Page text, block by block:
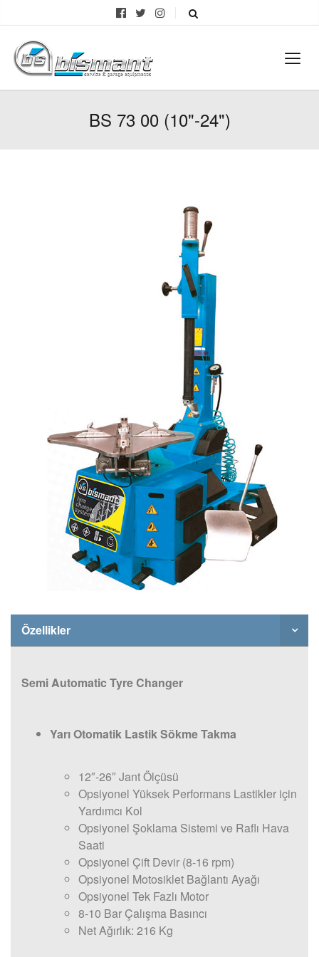
BS 73 00 (10"-24")
Özellikler
Semi Automatic Tyre Changer
Yarı Otomatik Lastik Sökme Takma
12″-26″ Jant Ölçüsü
Opsiyonel Yüksek Performans Lastikler için
Yardımcı Kol
Opsiyonel Şoklama Sistemi ve Raflı Hava
Saati
Opsiyonel Çift Devir (8-16 rpm)
Opsiyonel Motosiklet Bağlantı Ayağı
Opsiyonel Tek Fazlı Motor
8-10 Bar Çalışma Basıncı
Net Ağırlık: 216 Kg